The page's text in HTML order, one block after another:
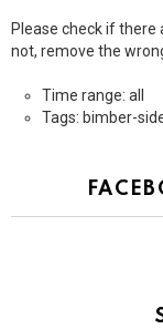
Please check if
not, remove the
Time range: all
Tags: bimber-